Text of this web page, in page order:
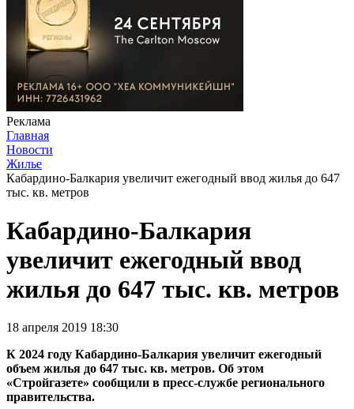
Реклама
Главная
Новости
Жилье
Кабардино-Балкария увеличит ежегодный ввод жилья до 647
тыс. кв. метров
Кабардино-Балкария
увеличит ежегодный ввод
жилья до 647 тыс. кв. метров
18 апреля 2019 18:30
К 2024 году Кабардино-Балкария увеличит ежегодный
объем жилья до 647 тыс. кв. метров. Об этом
«Стройгазете» сообщили в пресс-службе регионального
правительства.